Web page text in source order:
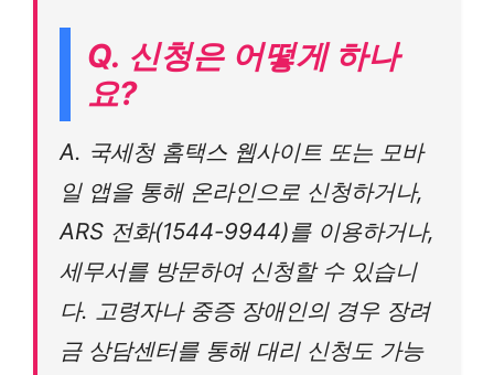
Q. 신청은 어떻게 하나
요?
A. 국세청 홈택스 웹사이트 또는 모바
일 앱을 통해 온라인으로 신청하거나,
ARS 전화(1544-9944)를 이용하거나,
세무서를 방문하여 신청할 수 있습니
다. 고령자나 중증 장애인의 경우 장려
금 상담센터를 통해 대리 신청도 가능